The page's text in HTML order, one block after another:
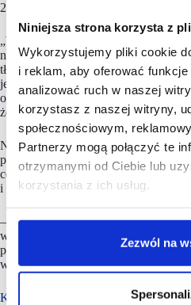
Niniejsza strona korzysta z
Wykorzystujemy pliki cookie
i reklam, aby oferować funkcje
analizować ruch w naszej
korzystasz z naszej witryny,
społecznościowym,
Partnerzy mogą połączyć te
otrzymanymi od Ciebie lub
korzystania z ich usług.
Zezwól na
2025 roku kalendarzowego.
„Współpraca z Euvic 2030 to istotne
nam w większym stopniu
tłumaczy Wojciech Buczkowski i
jest także zaufanie, jakie w ten sposób
od inwestorów. To bez wątpienia
że jesteśmy na dobrej ścieżce
Nowe finansowanie umożliwia
produktów i zakup większych partii
cenach. Dzięki temu spółka
i zapewnia szerszy asortyment
– Efekty tego procesu będą w pełni
w nadchodzących kwartałach –
poprawę możliwości sprzedażowych i
wyników finansowych – tłumaczy
Komputronik liczy na markę własną i